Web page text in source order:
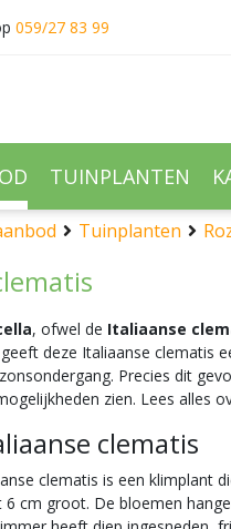
Tuinplanten
059/27 83 99
TUINPLANTEN
, ofwel de Italiaanse
deze Italiaanse clematis
Precies dit
zien. Lees alles
clematis
clematis is een klimplant
cm groot. De bloemen